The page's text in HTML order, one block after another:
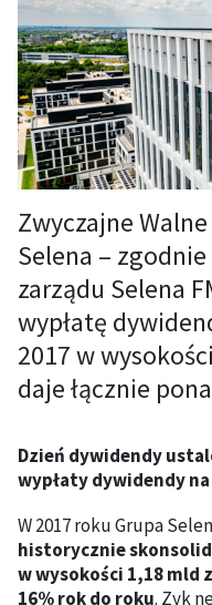
Zwyczajne
Selena –
zarządu Selena
wypłatę
2017 w
daje łącznie
Dzień dywidendy
wypłaty dywidendy
W 2017 roku Grupa
historycznie
w wysokości 1,18 mld
16% rok do roku. Zyk